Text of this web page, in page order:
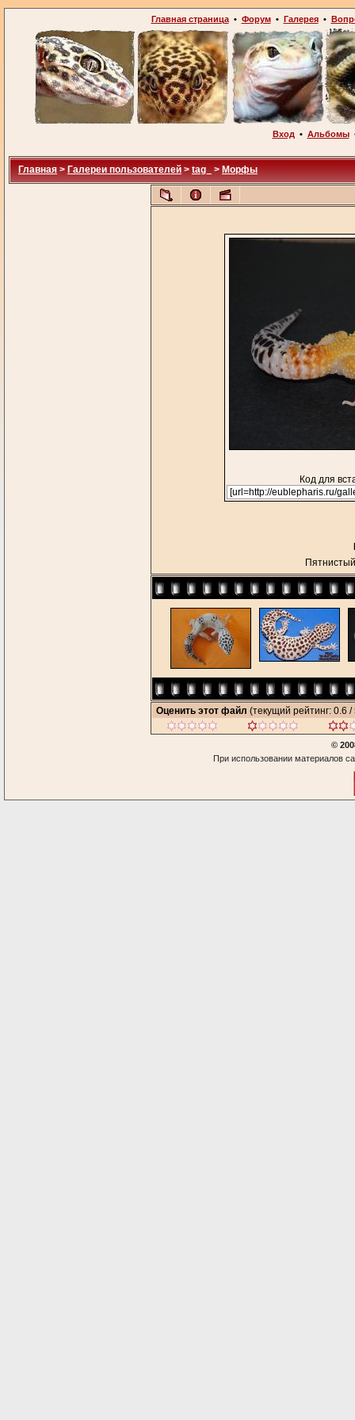
Главная страница• Форум• Галерея•
Вход • Альбомы
Главная > Галереи пользователей > tag_ > Морфы
Код для
Оценить этот файл (текущий рейтинг: 0.6 /
©
При использовании материалов